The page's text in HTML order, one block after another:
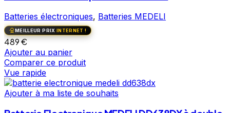
Batteries électroniques, Batteries MEDELI
MEILLEUR PRIX INTERNET !
489€
Ajouter au panier
Comparer ce produit
Vue rapide
Ajouter à ma liste de souhaits